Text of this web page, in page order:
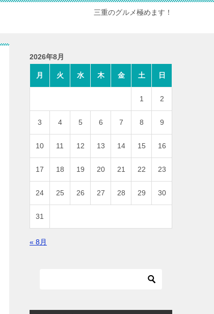
三重のグルメ極めます！
2026年8月
月 火 水 木 金 土 日
1 2
3 4 5 6 7 8 9
10 11 12 13 14 15 16
17 18 19 20 21 22 23
24 25 26 27 28 29 30
31
« 8月